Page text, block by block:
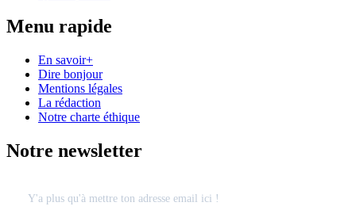
Menu rapide
En savoir+
Dire bonjour
Mentions légales
La rédaction
Notre charte éthique
Notre newsletter